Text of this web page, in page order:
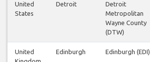
United
States
Detroit
Detroit
Metropolitan
Wayne County
(DTW)
United
Edinburgh Edinburgh (EDI)